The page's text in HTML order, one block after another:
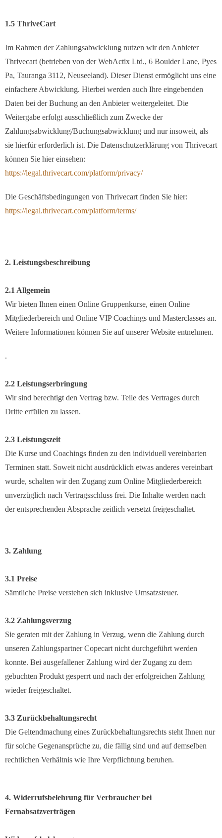
1.5 ThriveCart
Im Rahmen der Zahlungsabwicklung nutzen wir den Anbieter
Thrivecart (betrieben von der WebActix Ltd., 6 Boulder Lane, Pyes
Pa, Tauranga 3112, Neuseeland). Dieser Dienst ermöglicht uns eine
einfachere Abwicklung. Hierbei werden auch Ihre eingebenden
Daten bei der Buchung an den Anbieter weitergeleitet. Die
Weitergabe erfolgt ausschließlich zum Zwecke der
Zahlungsabwicklung/Buchungsabwicklung und nur insoweit, als
sie hierfür erforderlich ist. Die Datenschutzerklärung von Thrivecart
können Sie hier einsehen:
https://legal.thrivecart.com/platform/privacy/
Die Geschäftsbedingungen von Thrivecart finden Sie hier:
https://legal.thrivecart.com/platform/terms/
2. Leistungsbeschreibung
2.1 Allgemein
Wir bieten Ihnen einen Online Gruppenkurse, einen Online
Mitgliederbereich und Online VIP Coachings und Masterclasses an.
Weitere Informationen können Sie auf unserer Website entnehmen.
.
2.2 Leistungserbringung
Wir sind berechtigt den Vertrag bzw. Teile des Vertrages durch
Dritte erfüllen zu lassen.
2.3 Leistungszeit
Die Kurse und Coachings finden zu den individuell vereinbarten
Terminen statt. Soweit nicht ausdrücklich etwas anderes vereinbart
wurde, schalten wir den Zugang zum Online Mitgliederbereich
unverzüglich nach Vertragsschluss frei. Die Inhalte werden nach
der entsprechenden Absprache zeitlich versetzt freigeschaltet.
3. Zahlung
3.1 Preise
Sämtliche Preise verstehen sich inklusive Umsatzsteuer.
3.2 Zahlungsverzug
Sie geraten mit der Zahlung in Verzug, wenn die Zahlung durch
unseren Zahlungspartner Copecart nicht durchgeführt werden
konnte. Bei ausgefallener Zahlung wird der Zugang zu dem
gebuchten Produkt gesperrt und nach der erfolgreichen Zahlung
wieder freigeschaltet.
3.3 Zurückbehaltungsrecht
Die Geltendmachung eines Zurückbehaltungsrechts steht Ihnen nur
für solche Gegenansprüche zu, die fällig sind und auf demselben
rechtlichen Verhältnis wie Ihre Verpflichtung beruhen.
4. Widerrufsbelehrung für Verbraucher bei
Fernabsatzverträgen